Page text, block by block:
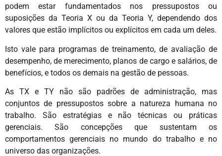
podem estar fundamentados nos pressupostos ou
suposições da Teoria X ou da Teoria Y, dependendo dos
valores que estão implícitos ou explícitos em cada um deles.
Isto vale para programas de treinamento, de avaliação de
desempenho, de merecimento, planos de cargo e salários, de
benefícios, e todos os demais na gestão de pessoas.
As TX e TY não são padrões de administração, mas
conjuntos de pressupostos sobre a natureza humana no
trabalho. São estratégias e não técnicas ou práticas
gerenciais. São concepções que sustentam os
comportamentos gerenciais no mundo do trabalho e no
universo das organizações.